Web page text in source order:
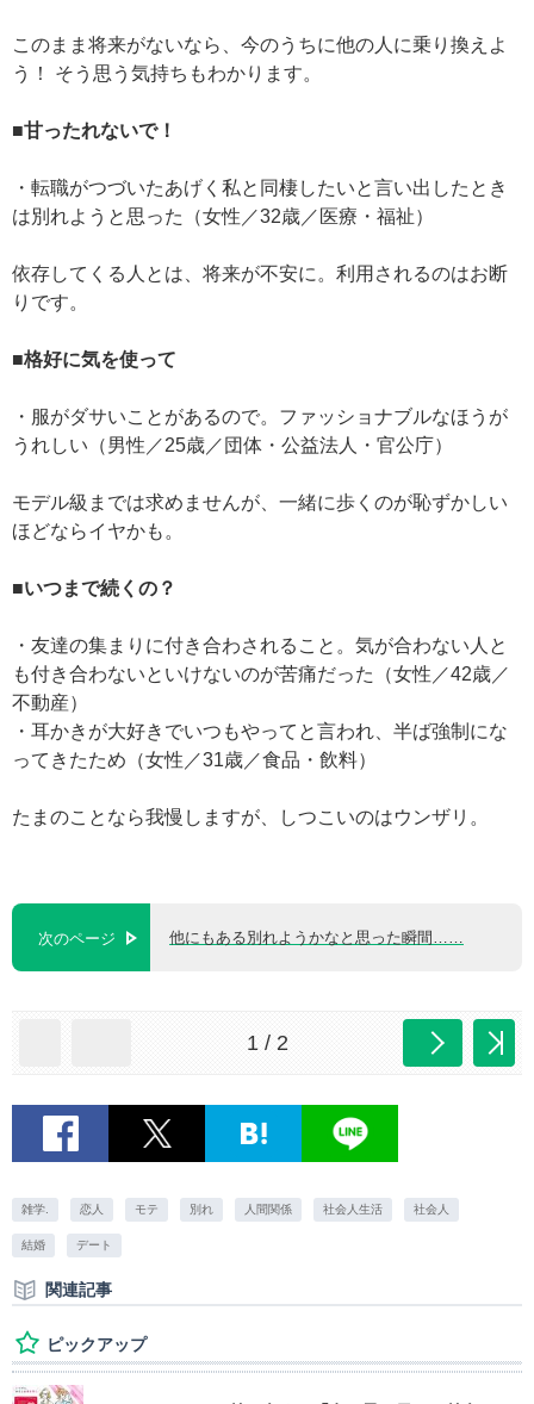
このまま将来がないなら、今のうちに他の人に乗り換えよ
う！ そう思う気持ちもわかります。
■甘ったれないで！
・転職がつづいたあげく私と同棲したいと言い出したとき
は別れようと思った（女性／32歳／医療・福祉）
依存してくる人とは、将来が不安に。利用されるのはお断
りです。
■格好に気を使って
・服がダサいことがあるので。ファッショナブルなほうが
うれしい（男性／25歳／団体・公益法人・官公庁）
モデル級までは求めませんが、一緒に歩くのが恥ずかしい
ほどならイヤかも。
■いつまで続くの？
・友達の集まりに付き合わされること。気が合わない人と
も付き合わないといけないのが苦痛だった（女性／42歳／
不動産）
・耳かきが大好きでいつもやってと言われ、半ば強制にな
ってきたため（女性／31歳／食品・飲料）
たまのことなら我慢しますが、しつこいのはウンザリ。
次のページ 他にもある別れようかなと思った瞬間……
1 / 2
雑学. 恋人 モテ 別れ 人間関係 社会人生活 社会人
結婚 デート
関連記事
ピックアップ